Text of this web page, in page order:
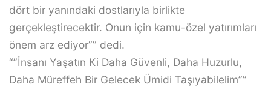
dört bir yanındaki dostlarıyla birlikte
gerçekleştirecektir. Onun için kamu-özel yatırımları
önem arz ediyor”” dedi.
“”İnsanı Yaşatın Ki Daha Güvenli, Daha Huzurlu,
Daha Müreffeh Bir Gelecek Ümidi Taşıyabilelim””